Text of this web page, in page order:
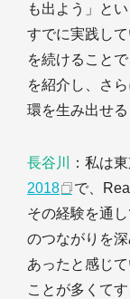
も出よう」と
すでに実践し
を続けること
を紹介し、さ
環を生み出せ
長谷川 ：私は
2018
で、
その経験を通
のつながりを
あったと感じ
ことが多くて